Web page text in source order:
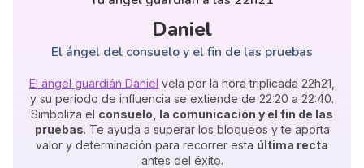
Daniel
El ángel del consuelo y el fin de las pruebas
El ángel guardián Daniel vela por la hora triplicada 22h21,
y su período de influencia se extiende de 22:20 a 22:40.
Simboliza el consuelo, la comunicación y el fin de las
pruebas. Te ayuda a superar los bloqueos y te aporta
valor y determinación para recorrer esta última recta
antes del éxito.